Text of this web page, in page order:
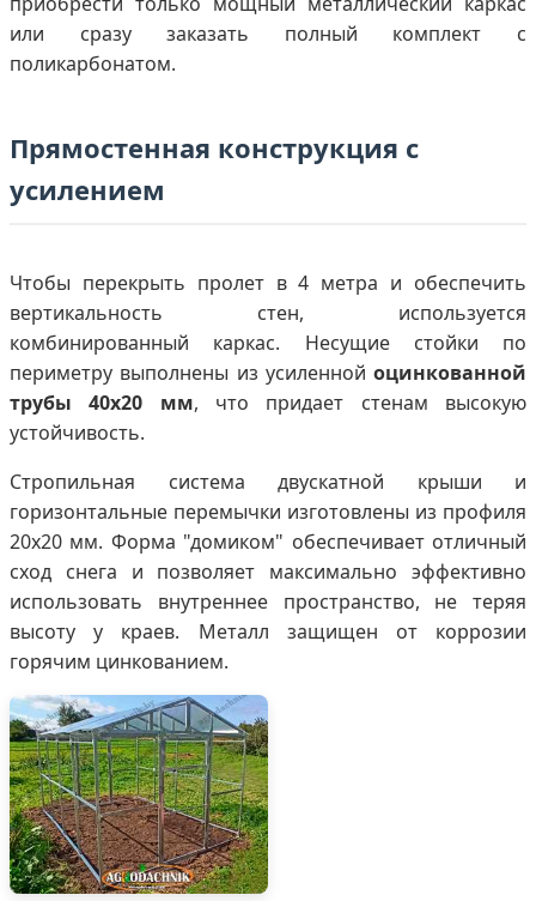
или сразу заказать полный комплект с
поликарбонатом.
Прямостенная конструкция с
усилением
Чтобы перекрыть пролет в 4 метра и обеспечить
вертикальность стен, используется
комбинированный каркас. Несущие стойки по
периметру выполнены из усиленной оцинкованной
трубы 40х20 мм, что придает стенам высокую
устойчивость.
Стропильная система двускатной крыши и
горизонтальные перемычки изготовлены из профиля
20х20 мм. Форма "домиком" обеспечивает отличный
сход снега и позволяет максимально эффективно
использовать внутреннее пространство, не теряя
высоту у краев. Металл защищен от коррозии
горячим цинкованием.